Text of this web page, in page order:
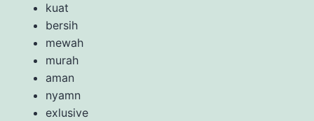
kuat
bersih
mewah
murah
aman
nyamn
exlusive